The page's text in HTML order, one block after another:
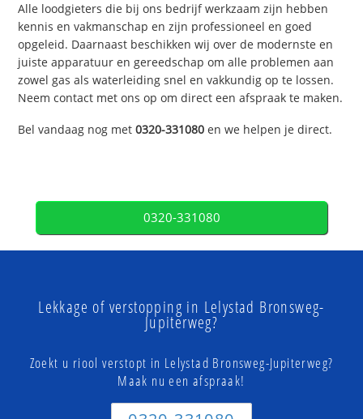
Alle loodgieters die bij ons bedrijf werkzaam zijn hebben
kennis en vakmanschap en zijn professioneel en goed
opgeleid. Daarnaast beschikken wij over de modernste en
juiste apparatuur en gereedschap om alle problemen aan
zowel gas als waterleiding snel en vakkundig op te lossen.
Neem contact met ons op om direct een afspraak te maken.
Bel vandaag nog met0320-331080 en we helpen je direct.
0320-331080
Lekkage of verstopping in Lelystad Bronsweg-
Jupiterweg?
Zoekt u riool verstopt in Lelystad Bronsweg-Jupiterweg?
Maak nu een afspraak!